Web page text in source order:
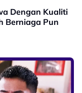
Dengan Kualiti
Berniaga Pun